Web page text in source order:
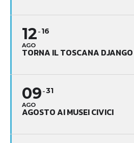
12
AGO
16
TORNA IL TOSCANA
09
AGO
31
AGOSTO AI MUSEI CIVICI